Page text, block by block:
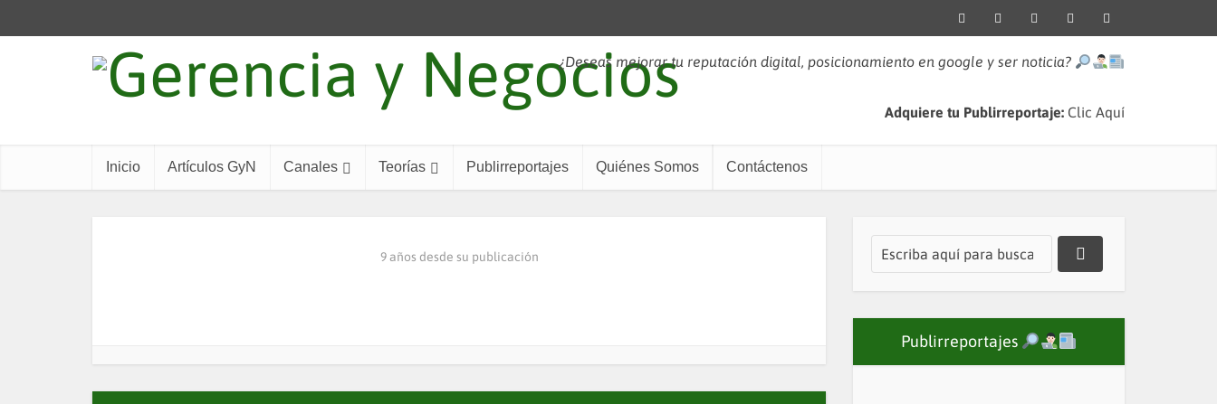
¿Deseas mejorar tu reputación digital, posicionamiento en google y ser noticia?
Adquiere tu Publirreportaje: Clic Aquí
Inicio Artículos GyN Canales Teorías Publirreportajes Quiénes Somos Contáctenos
9 años desde su publicación
Publirreportajes